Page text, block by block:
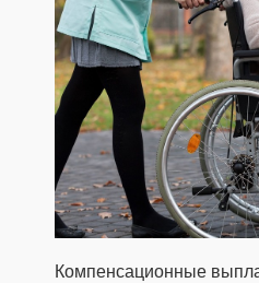
Компенсационные